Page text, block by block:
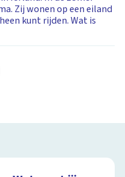
Zij wonen op een eiland
kunt rijden. Wat is